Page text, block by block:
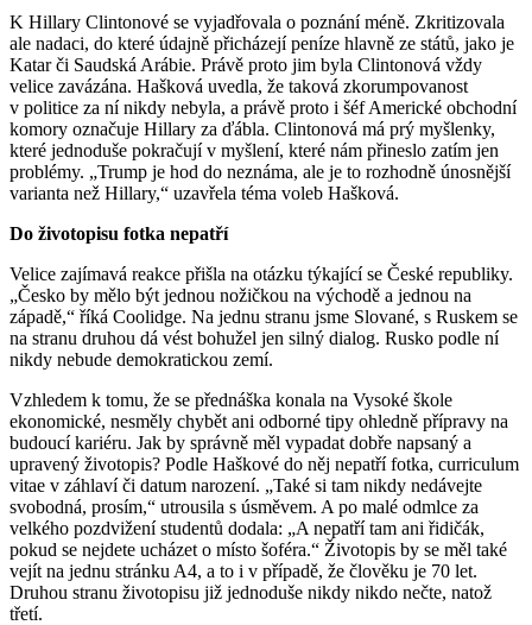
K Hillary Clintonové se vyjadřovala o poznání méně. Zkritizovala
ale nadaci, do které údajně přicházejí peníze hlavně ze států, jako je
Katar či Saudská Arábie. Právě proto jim byla Clintonová vždy
velice zavázána. Hašková uvedla, že taková zkorumpovanost
v politice za ní nikdy nebyla, a právě proto i šéf Americké obchodní
komory označuje Hillary za ďábla. Clintonová má prý myšlenky,
které jednoduše pokračují v myšlení, které nám přineslo zatím jen
problémy. „Trump je hod do neznáma, ale je to rozhodně únosnější
varianta než Hillary,“ uzavřela téma voleb Hašková.
Do životopisu fotka nepatří
Velice zajímavá reakce přišla na otázku týkající se České republiky.
„Česko by mělo být jednou nožičkou na východě a jednou na
západě,“ říká Coolidge. Na jednu stranu jsme Slované, s Ruskem se
na stranu druhou dá vést bohužel jen silný dialog. Rusko podle ní
nikdy nebude demokratickou zemí.
Vzhledem k tomu, že se přednáška konala na Vysoké škole
ekonomické, nesměly chybět ani odborné tipy ohledně přípravy na
budoucí kariéru. Jak by správně měl vypadat dobře napsaný a
upravený životopis? Podle Haškové do něj nepatří fotka, curriculum
vitae v záhlaví či datum narození. „Také si tam nikdy nedávejte
svobodná, prosím,“ utrousila s úsměvem. A po malé odmlce za
velkého pozdvižení studentů dodala: „A nepatří tam ani řidičák,
pokud se nejdete ucházet o místo šoféra.“ Životopis by se měl také
vejít na jednu stránku A4, a to i v případě, že člověku je 70 let.
Druhou stranu životopisu již jednoduše nikdy nikdo nečte, natož
třetí.